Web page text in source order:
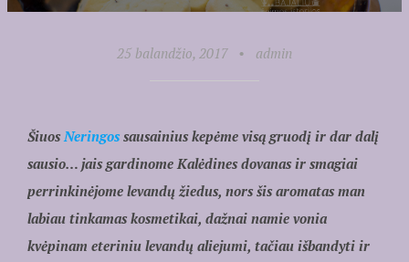
25 balandžio, 2017 • admin
ŠiuosNeringossausainius kepėme visą gruodį ir dar dalį
sausio… jais gardinome Kalėdines dovanas ir smagiai
perrinkinėjome levandų žiedus, nors šis aromatas man
labiau tinkamas kosmetikai, dažnai namie vonia
kvėpinam eteriniu levandų aliejumi, tačiau išbandyti ir